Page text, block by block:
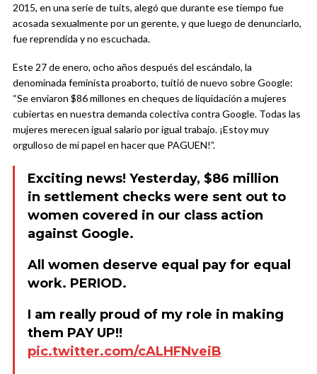
2015, en una serie de tuits, alegó que durante ese tiempo fue
acosada sexualmente por un gerente, y que luego de denunciarlo,
fue reprendida y no escuchada.
Este 27 de enero, ocho años después del escándalo, la
denominada feminista proaborto, tuitió de nuevo sobre Google:
“Se enviaron $86 millones en cheques de liquidación a mujeres
cubiertas en nuestra demanda colectiva contra Google. Todas las
mujeres merecen igual salario por igual trabajo. ¡Estoy muy
orgulloso de mi papel en hacer que PAGUEN!”.
Exciting news! Yesterday, $86 million
in settlement checks were sent out to
women covered in our class action
against Google.
All women deserve equal pay for equal
work. PERIOD.
I am really proud of my role in making
them PAY UP!!
pic.twitter.com/cALHFNveiB